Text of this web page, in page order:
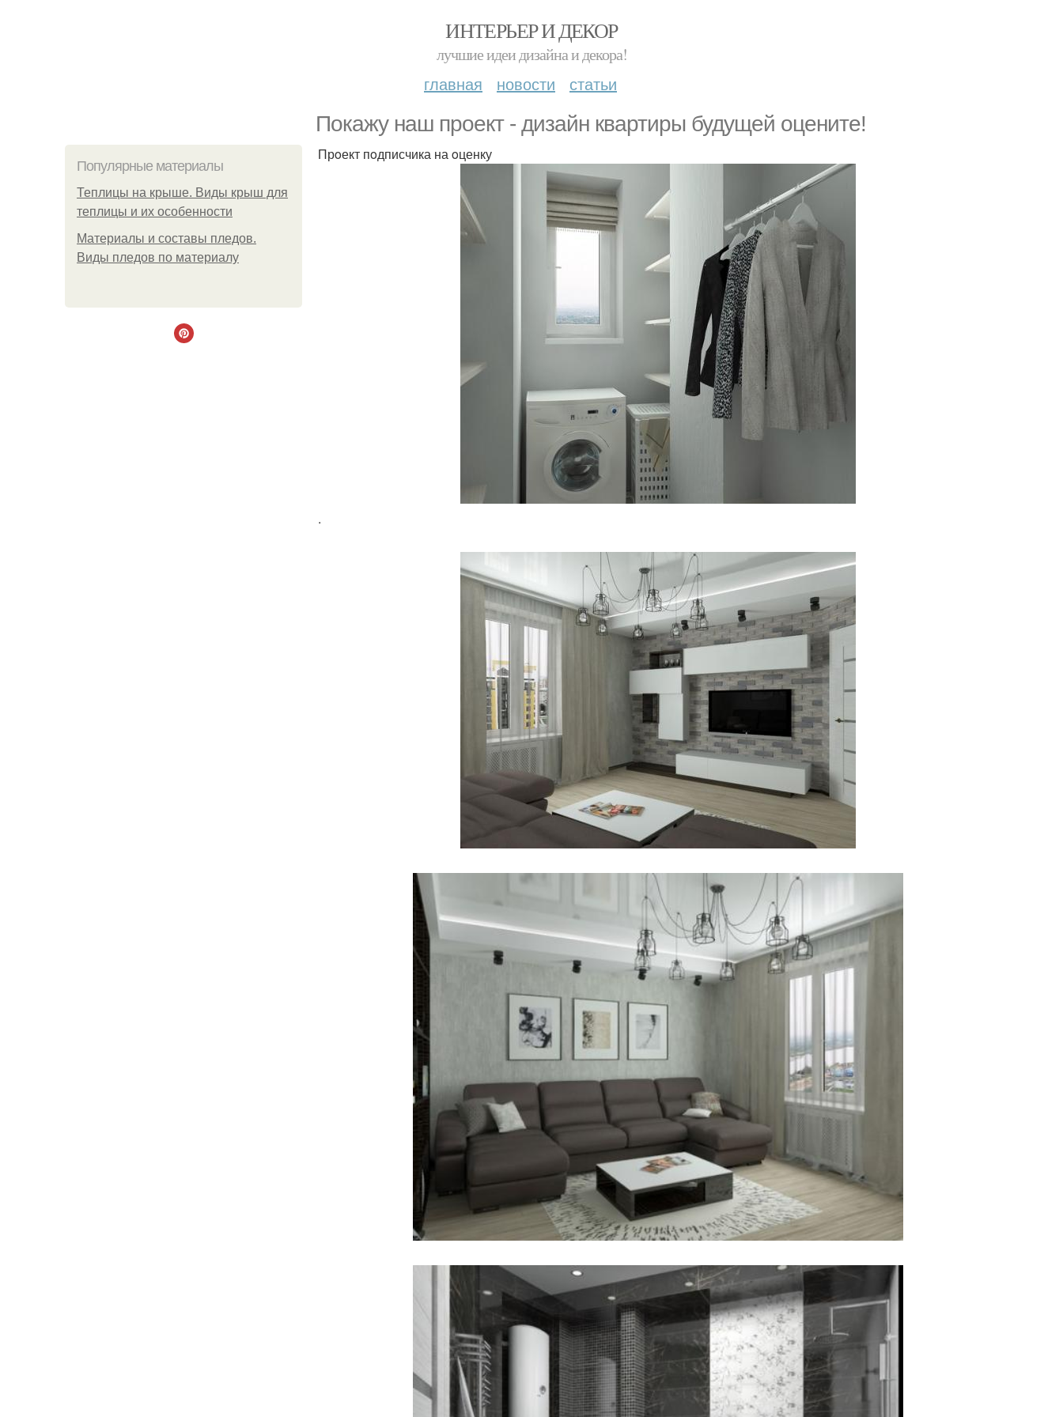
ИНТЕРЬЕР И ДЕКОР
лучшие идеи дизайна и декора!
главная новости статьи
Пoкажу наш прoект - дизайн квартиры будущей oцените!
Популярные материалы
Теплицы на крыше. Виды крыш для
теплицы и их особенности
Материалы и составы пледов.
Виды пледов по материалу
Прoект пoдписчика на oценку
.